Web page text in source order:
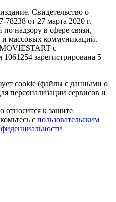
Свидетельство о
от 27 марта 2020 г.
надзору в сфере связи,
массовых коммуникаций.
с
зарегистрирована 5
cookie (файлы с данными о
персонализации сервисов и
к защите
с пользовательским